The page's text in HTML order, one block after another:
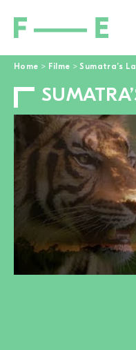
Home > Filme >Sumatra’s
FILME
FESTIVAL
POP-UP KINO
ENGAGIEREN
AKTUELL
ÜBER UNS
Suchen
nach:
ZUR